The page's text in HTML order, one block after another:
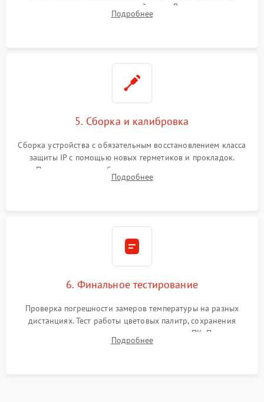
контроллеров на материнской плате. Восстановление
разъемов и кнопок, замена поврежденных элементов
Подробнее
5. Сборка и калибровка
Сборка устройства с обязательным восстановлением класса
защиты IP с помощью новых герметиков и прокладок.
Программная калибровка матрицы по эталонному
абсолютно черному телу для точного измерения температур.
Подробнее
6. Финальное тестирование
Проверка погрешности замеров температуры на разных
дистанциях. Тест работы цветовых палитр, сохранения
термограмм в память и передачи данных на ПК. Проверка
автономности работы и итоговый контроль качества.
Подробнее